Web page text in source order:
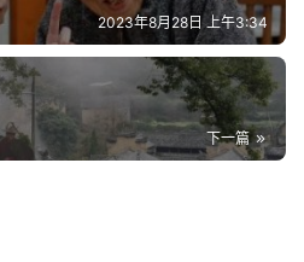
2023年8月28日 上午3:34
下一篇